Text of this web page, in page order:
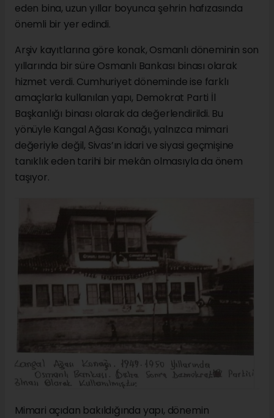
eden bina, uzun yıllar boyunca şehrin hafızasında
önemli bir yer edindi.
Arşiv kayıtlarına göre konak, Osmanlı döneminin son
yıllarında bir süre Osmanlı Bankası binası olarak
hizmet verdi. Cumhuriyet döneminde ise farklı
amaçlarla kullanılan yapı, Demokrat Parti İl
Başkanlığı binası olarak da değerlendirildi. Bu
yönüyle Kangal Ağası Konağı, yalnızca mimari
değeriyle değil, Sivas’ın idari ve siyasi geçmişine
tanıklık eden tarihi bir mekân olmasıyla da önem
taşıyor.
Mimari açıdan bakıldığında yapı, dönemin